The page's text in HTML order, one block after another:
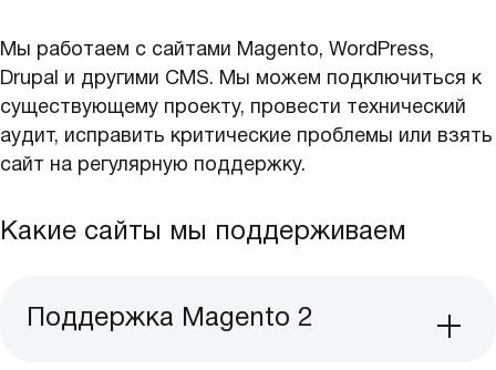
Мы работаем с сайтами Magento, WordPress,
Drupal и другими CMS. Мы можем подключиться к
существующему проекту, провести технический
аудит, исправить критические проблемы или взять
сайт на регулярную поддержку.
Какие сайты мы поддерживаем
Поддержка Magento 2